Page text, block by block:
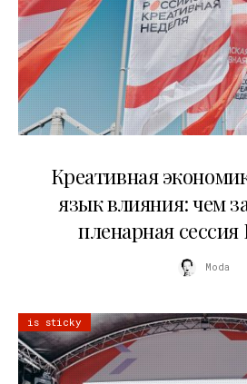
Креативная
язык влияния: чем
пленарная сессия
Moda
is sticky